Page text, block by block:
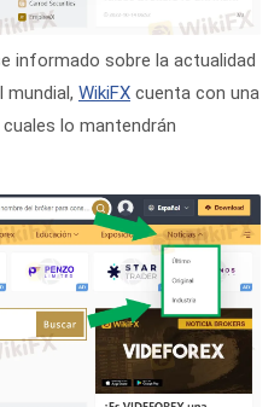
informado sobre la actualidad
mundial, WikiFX cuenta con una
lo mantendrán